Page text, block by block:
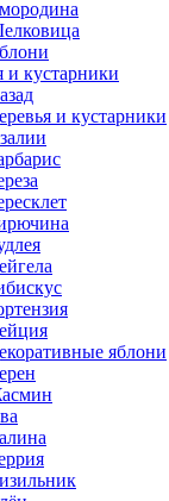
и кустарники
и кустарники
яблони